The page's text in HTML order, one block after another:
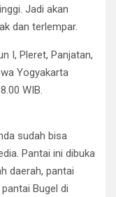
Jadi akan
dan terlempar.
I, Pleret, Panjatan,
Yogyakarta
WIB.
sudah bisa
Pantai ini dibuka
daerah, pantai
Bugel di